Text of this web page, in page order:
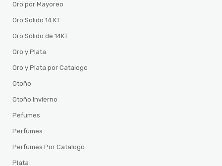
Oro por Mayoreo
Oro Solido 14 KT
Oro Sólido de 14KT
Oro y Plata
Oro y Plata por Catalogo
Otoño
Otoño Invierno
Pefumes
Perfumes
Perfumes Por Catalogo
Plata